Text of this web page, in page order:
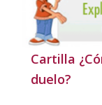
Cartilla
duelo?